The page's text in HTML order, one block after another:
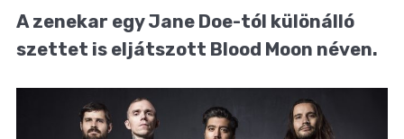
A zenekar egy Jane Doe-tól különálló
szettet is eljátszott Blood Moon néven.